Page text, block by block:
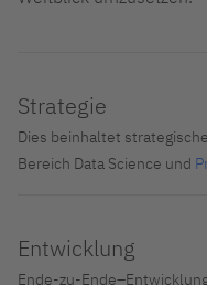
Strategie
Dies beinhaltet
Bereich Data Science und
Entwicklung
Ende-zu-Ende–